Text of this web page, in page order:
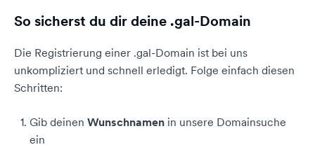
So sicherst du dir deine .gal-Domain
Die Registrierung einer .gal-Domain ist bei uns
unkompliziert und schnell erledigt. Folge einfach diesen
Schritten:
Gib deinen Wunschnamen in unsere Domainsuche
ein